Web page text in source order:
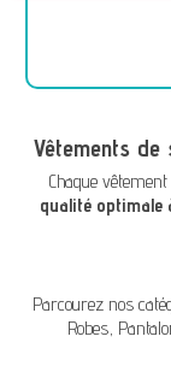
Vêtements de
Chaque
qualité optimale
Parcourez nos
Robes,